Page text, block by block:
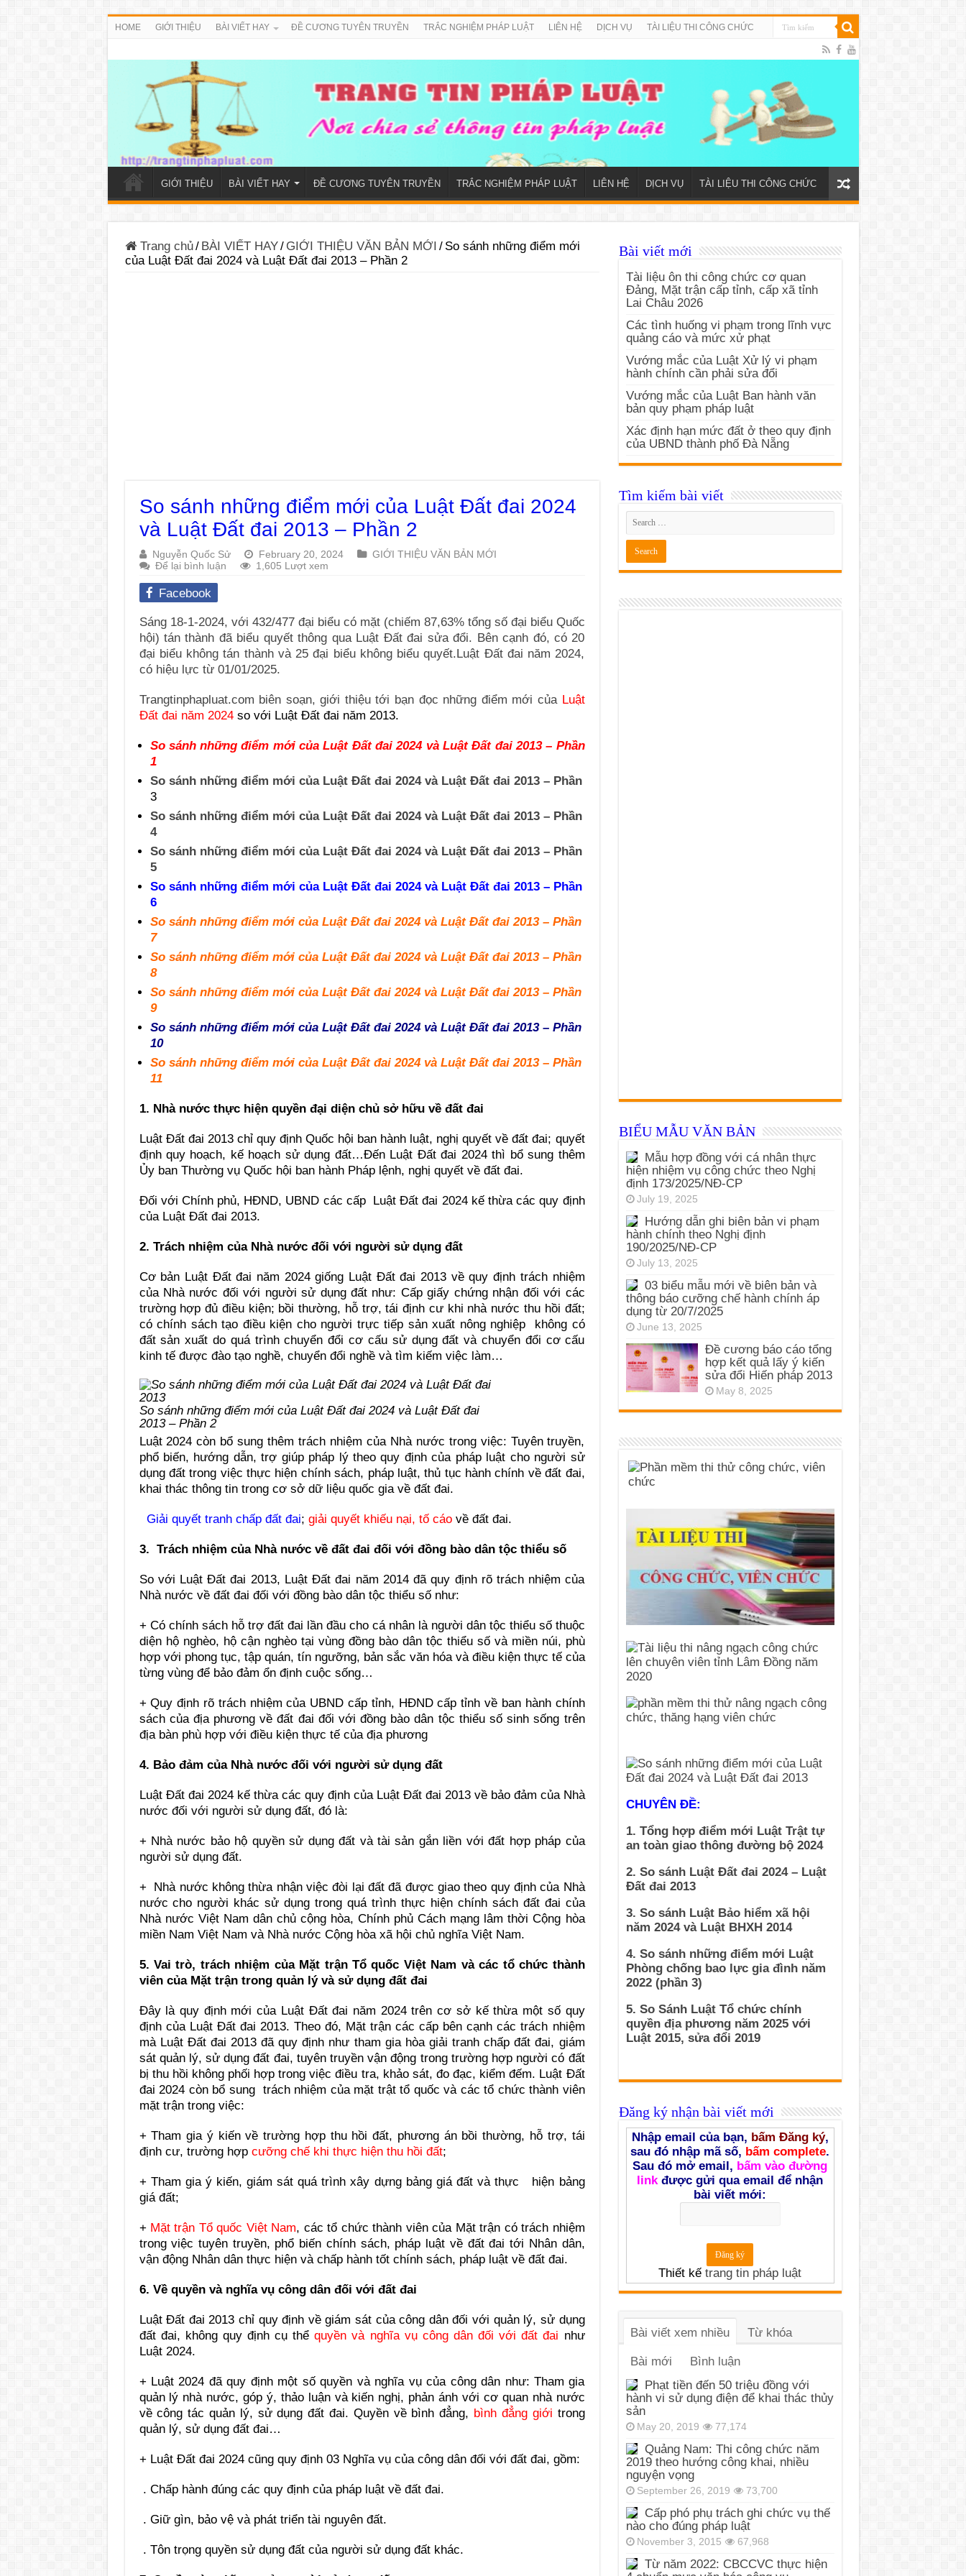
HOME GIỚI THIỆU BÀI VIẾT HAY ĐỀ CƯƠNG TUYÊN TRUYỀN TRẮC NGHIỆM PHÁP LUẬT LIÊN HỆ DỊCH VỤ TÀI LIỆU THI CÔNG CHỨC
GIỚI THIỆU BÀI VIẾT HAY ĐỀ CƯƠNG TUYÊN TRUYỀN TRẮC NGHIỆM PHÁP LUẬT LIÊN HỆ DỊCH VỤ TÀI LIỆU THI CÔNG CHỨC
Trang chủ/ BÀI VIẾT HAY/ GIỚI THIỆU VĂN BẢN MỚI / So sánh những điểm mới
của Luật Đất đai 2024 và Luật Đất đai 2013 – Phần 2
So sánh những điểm mới của Luật Đất đai 2024
và Luật Đất đai 2013 – Phần 2
Nguyễn Quốc Sử February 20, 2024
GIỚI THIỆU VĂN BẢN MỚI
Để lại bình luận
1,605 Lượt xem
Facebook
Sáng 18-1-2024, với 432/477 đại biểu có mặt (chiếm 87,63% tổng số đại biểu Quốc
hội) tán thành đã biểu quyết thông qua Luật Đất đai sửa đổi. Bên cạnh đó, có 20
đại biểu không tán thành và 25 đại biểu không biểu quyết.Luật Đất đai năm 2024,
có hiệu lực từ 01/01/2025.
Trangtinphapluat.com biên soạn, giới thiệu tới bạn đọc những điểm mới của Luật
Đất đai năm 2024so với Luật Đất đai năm 2013.
So sánh những điểm mới của Luật Đất đai 2024 và Luật Đất đai 2013 – Phần
1
So sánh những điểm mới của Luật Đất đai 2024 và Luật Đất đai 2013 – Phần
3
So sánh những điểm mới của Luật Đất đai 2024 và Luật Đất đai 2013 – Phần
4
So sánh những điểm mới của Luật Đất đai 2024 và Luật Đất đai 2013 – Phần
5
So sánh những điểm mới của Luật Đất đai 2024 và Luật Đất đai 2013 – Phần
6
So sánh những điểm mới của Luật Đất đai 2024 và Luật Đất đai 2013 – Phần
7
So sánh những điểm mới của Luật Đất đai 2024 và Luật Đất đai 2013 – Phần
8
So sánh những điểm mới của Luật Đất đai 2024 và Luật Đất đai 2013 – Phần
9
So sánh những điểm mới của Luật Đất đai 2024 và Luật Đất đai 2013 – Phần
10
So sánh những điểm mới của Luật Đất đai 2024 và Luật Đất đai 2013 – Phần
11
1. Nhà nước thực hiện quyền đại diện chủ sở hữu về đất đai
Luật Đất đai 2013 chỉ quy định Quốc hội ban hành luật, nghị quyết về đất đai; quyết
định quy hoạch, kế hoạch sử dụng đất…Đến Luật Đất đai 2024 thì bổ sung thêm
Ủy ban Thường vụ Quốc hội ban hành Pháp lệnh, nghị quyết về đất đai.
Đối với Chính phủ, HĐND, UBND các cấp Luật Đất đai 2024 kế thừa các quy định
của Luật Đất đai 2013.
2. Trách nhiệm của Nhà nước đối với người sử dụng đất
Cơ bản Luật Đất đai năm 2024 giống Luật Đất đai 2013 về quy định trách nhiệm
của Nhà nước đối với người sử dụng đất như: Cấp giấy chứng nhận đối với các
trường hợp đủ điều kiện; bồi thường, hỗ trợ, tái định cư khi nhà nước thu hồi đất;
có chính sách tạo điều kiện cho người trực tiếp sản xuất nông nghiệp không có
đất sản xuất do quá trình chuyển đổi cơ cấu sử dụng đất và chuyển đổi cơ cấu
kinh tế được đào tạo nghề, chuyển đổi nghề và tìm kiếm việc làm…
So sánh những điểm mới của Luật Đất đai 2024 và Luật Đất đai
2013 – Phần 2
Luật 2024 còn bổ sung thêm trách nhiệm của Nhà nước trong việc: Tuyên truyền,
phổ biến, hướng dẫn, trợ giúp pháp lý theo quy định của pháp luật cho người sử
dụng đất trong việc thực hiện chính sách, pháp luật, thủ tục hành chính về đất đai,
khai thác thông tin trong cơ sở dữ liệu quốc gia về đất đai.
Giải quyết tranh chấp đất đai; giải quyết khiếu nại, tố cáovề đất đai.
3. Trách nhiệm của Nhà nước về đất đai đối với đồng bào dân tộc thiểu số
So với Luật Đất đai 2013, Luật Đất đai năm 2014 đã quy định rõ trách nhiệm của
Nhà nước về đất đai đối với đồng bào dân tộc thiểu số như:
+ Có chính sách hỗ trợ đất đai lần đầu cho cá nhân là người dân tộc thiểu số thuộc
diện hộ nghèo, hộ cận nghèo tại vùng đồng bào dân tộc thiểu số và miền núi, phù
hợp với phong tục, tập quán, tín ngưỡng, bản sắc văn hóa và điều kiện thực tế của
từng vùng để bảo đảm ổn định cuộc sống…
+ Quy định rõ trách nhiệm của UBND cấp tỉnh, HĐND cấp tỉnh về ban hành chính
sách của địa phương về đất đai đối với đồng bào dân tộc thiểu số sinh sống trên
địa bàn phù hợp với điều kiện thực tế của địa phương
4. Bảo đảm của Nhà nước đối với người sử dụng đất
Luật Đất đai 2024 kế thừa các quy định của Luật Đất đai 2013 về bảo đảm của Nhà
nước đối với người sử dụng đất, đó là:
+ Nhà nước bảo hộ quyền sử dụng đất và tài sản gắn liền với đất hợp pháp của
người sử dụng đất.
+ Nhà nước không thừa nhận việc đòi lại đất đã được giao theo quy định của Nhà
nước cho người khác sử dụng trong quá trình thực hiện chính sách đất đai của
Nhà nước Việt Nam dân chủ cộng hòa, Chính phủ Cách mạng lâm thời Cộng hòa
miền Nam Việt Nam và Nhà nước Cộng hòa xã hội chủ nghĩa Việt Nam.
5. Vai trò, trách nhiệm của Mặt trận Tổ quốc Việt Nam và các tổ chức thành
viên của Mặt trận trong quản lý và sử dụng đất đai
Đây là quy định mới của Luật Đất đai năm 2024 trên cơ sở kế thừa một số quy
định của Luật Đất đai 2013. Theo đó, Mặt trận các cấp bên cạnh các trách nhiệm
mà Luật Đất đai 2013 đã quy định như tham gia hòa giải tranh chấp đất đai, giám
sát quản lý, sử dụng đất đai, tuyên truyền vận động trong trường hợp người có đất
bị thu hồi không phối hợptrong việc điều tra, khảo sát, đo đạc, kiểm đếm. Luật Đất
đai 2024 còn bổ sung trách nhiệm của mặt trật tổ quốc và các tổ chức thành viên
mặt trận trong việc:
+ Tham gia ý kiến về trường hợp thu hồi đất, phương án bồi thường, hỗ trợ, tái
định cư, trường hợp cưỡng chế khi thực hiện thu hồi đất;
+ Tham gia ý kiến, giám sát quá trình xây dựng bảng giá đất và thực hiện bảng
giá đất;
+Mặt trận Tổ quốc Việt Nam, các tổ chức thành viên của Mặt trận có trách nhiệm
trong việc tuyên truyền, phổ biến chính sách, pháp luật về đất đai tới Nhân dân,
vận động Nhân dân thực hiện và chấp hành tốt chính sách, pháp luật về đất đai.
6. Về quyền và nghĩa vụ công dân đối với đất đai
Luật Đất đai 2013 chỉ quy định về giám sát của công dân đối với quản lý, sử dụng
đất đai, không quy định cụ thểquyền và nghĩa vụ công dân đối với đất đai như
Luật 2024.
+ Luật 2024 đã quy định một số quyền và nghĩa vụ của công dân như: Tham gia
quản lý nhà nước, góp ý, thảo luận và kiến nghị, phản ánh với cơ quan nhà nước
về công tác quản lý, sử dụng đất đai. Quyền về bình đẳng, bình đẳng giới trong
quản lý, sử dụng đất đai…
+ Luật Đất đai 2024 cũng quy định 03 Nghĩa vụ của công dân đối với đất đai, gồm:
. Chấp hành đúng các quy định của pháp luật về đất đai.
. Giữ gìn, bảo vệ và phát triển tài nguyên đất.
. Tôn trọng quyền sử dụng đất của người sử dụng đất khác.
Bài viết mới
Tài liệu ôn thi công chức cơ quan
Đảng, Mặt trận cấp tỉnh, cấp xã tỉnh
Lai Châu 2026
Các tình huống vi phạm trong lĩnh vực
quảng cáo và mức xử phạt
Vướng mắc của Luật Xử lý vi phạm
hành chính cần phải sửa đổi
Vướng mắc của Luật Ban hành văn
bản quy phạm pháp luật
Xác định hạn mức đất ở theo quy định
của UBND thành phố Đà Nẵng
Tìm kiếm bài viết
BIỂU MẪU VĂN BẢN
Mẫu hợp đồng với cá nhân thực
hiện nhiệm vụ công chức theo Nghị
định 173/2025/NĐ-CP
July 19, 2025
Hướng dẫn ghi biên bản vi phạm
hành chính theo Nghị định
190/2025/NĐ-CP
July 13, 2025
03 biểu mẫu mới về biên bản và
thông báo cưỡng chế hành chính áp
dụng từ 20/7/2025
June 13, 2025
Đề cương báo cáo tổng
hợp kết quả lấy ý kiến
sửa đổi Hiến pháp 2013
May 8, 2025
CHUYÊN ĐỀ:
1. Tổng hợp điểm mới Luật Trật tự
an toàn giao thông đường bộ 2024
2. So sánh Luật Đất đai 2024 – Luật
Đất đai 2013
3. So sánh Luật Bảo hiểm xã hội
năm 2024 và Luật BHXH 2014
4. So sánh những điểm mới Luật
Phòng chống bao lực gia đình năm
2022 (phần 3)
5. So Sánh Luật Tổ chức chính
quyền địa phương năm 2025 với
Luật 2015, sửa đổi 2019
Đăng ký nhận bài viết mới
Nhập email của bạn, bấm Đăng ký,
sau đó nhập mã số, bấm complete.
Sau đó mở email, bấm vào đường
linkđược gửi qua email để nhận
bài viết mới:
Thiết kế trang tin pháp luật
Bài viết xem nhiều Từ khóa
Bài mới
Bình luận
Phạt tiền đến 50 triệu đồng với
hành vi sử dụng điện để khai thác thủy
sản
May 20, 2019 77,174
Quảng Nam: Thi công chức năm
2019 theo hướng công khai, nhiều
nguyện vọng
September 26, 2019 73,700
Cấp phó phụ trách ghi chức vụ thế
nào cho đúng pháp luật
November 3, 2015 67,968
Từ năm 2022: CBCCVC thực hiện